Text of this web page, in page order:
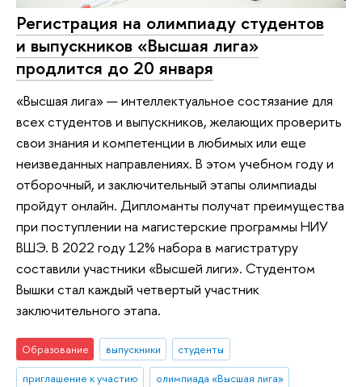
Регистрация на олимпиаду студентов
и выпускников «Высшая лига»
продлится до 20 января
«Высшая лига» — интеллектуальное состязание для
всех студентов и выпускников, желающих проверить
свои знания и компетенции в любимых или еще
неизведанных направлениях. В этом учебном году и
отборочный, и заключительный этапы олимпиады
пройдут онлайн. Дипломанты получат преимущества
при поступлении на магистерские программы НИУ
ВШЭ. В 2022 году 12% набора в магистратуру
составили участники «Высшей лиги». Студентом
Вышки стал каждый четвертый участник
заключительного этапа.
Образование выпускники
студенты
приглашение к участию
олимпиада «Высшая лига»